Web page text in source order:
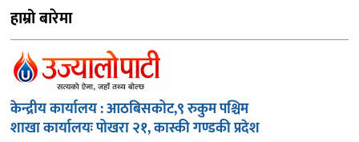
हाम्रो बारेमा
केन्द्रीय कार्यालय : आठबिसकोट,९ रुकुम पश्चिम
शाखा कार्यालयः पोखरा २१, कास्की गण्डकी प्रदेश